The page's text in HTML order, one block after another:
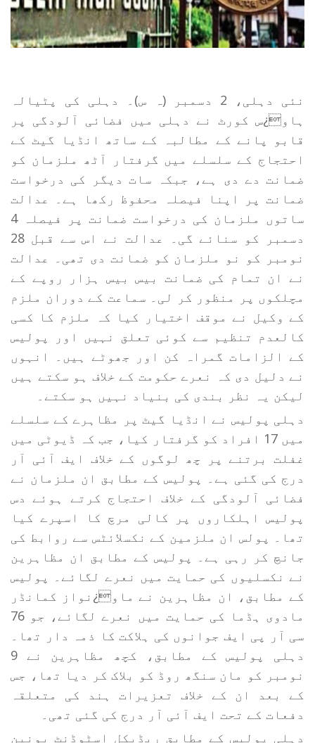
نئی دہلی، 2 دسمبر (ہ س)۔ دہلی کی پٹیالہ
ہاو¿س کورٹ نے دہلی میں فضائی آلودگی پر
قابو پانے کے مطالبہ کے ساتھ انڈیا گیٹ کے
احتجاج کے سلسلے میں گرفتار آٹھ ملزمان کو
ضمانت دے دی ہے، جبکہ سات دیگر کی درخواست
ضمانت پر اپنا فیصلہ محفوظ رکھا ہے۔ عدالت
ساتوں ملزمان کی درخواست ضمانت پر فیصلہ 4
دسمبر کو سنائے گی۔ عدالت نے اس سے قبل 28
نومبر کو نو ملزمان کو ضمانت دی تھی۔ عدالت
نے ان تمام کی ضمانت بیس بیس ہزار روپے کے
مچلکوں پر منظور کر لی۔ سماعت کے دوران ملزم
کے وکیل نے موقف اختیار کیا کہ ملزم کا کسی
کالعدم تنظیم سے کوئی تعلق نہیں اور پولیس
کے الزامات گمراہ کن اور جھوٹے ہیں۔ انہوں
نے دلیل دی کہ نعرے حکومت کے خلاف ہو سکتے ہیں
لیکن یہ نظر بندی کی بنیاد نہیں ہو سکتے۔
دہلی پولیس نے انڈیا گیٹ پر مظاہرے کے سلسلے
میں 17 افراد کو گرفتار کیا، جب کہ ڈیوٹی میں
غفلت برتنے پر چھ لوگوں کے خلاف ایف آئی آر
درج کی گئی ہے۔ پولیس کے مطابق ان ملزمان نے
فضائی آلودگی کے خلاف احتجاج کرتے ہوئے دس
پولیس اہلکاروں پر کالی مرچ کا اسپرے کیا
تھا۔ پولس ان ملزمین کے نکسلائٹس سے روابط کی
جانچ کر رہی ہے۔ پولیس کے مطابق ان مظاہرین
نے نکسلیوں کی حمایت میں نعرے لگائے۔ پولیس
کے مطابق، ان مظاہرین نے ماو¿نواز کمانڈر
مادوی ہڈما کی حمایت میں نعرے لگائے، جو 76
سی آر پی ایف جوانوں کی ہلاکت کا ذمہ دار تھا۔
دہلی پولیس کے مطابق، کچھ مظاہرین نے 9
نومبر کو مان سنگھ روڈ کو بلاک کر دیا تھا، جس
کے بعد ان کے خلاف تعزیرات ہند کی متعلقہ
دفعات کے تحت ایف آئی آر درج کی گئی تھی۔
دہلی پولیس کے مطابق ریڈیکل اسٹوڈنٹ یونین